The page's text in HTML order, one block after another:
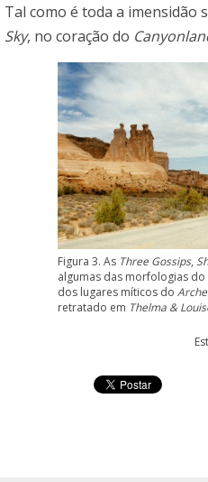
Tal como é toda a imensidão
Sky, no coração do
Figura 3. As Three Gossips,
algumas das morfologias do
dos lugares míticos do
retratado em Thelma &